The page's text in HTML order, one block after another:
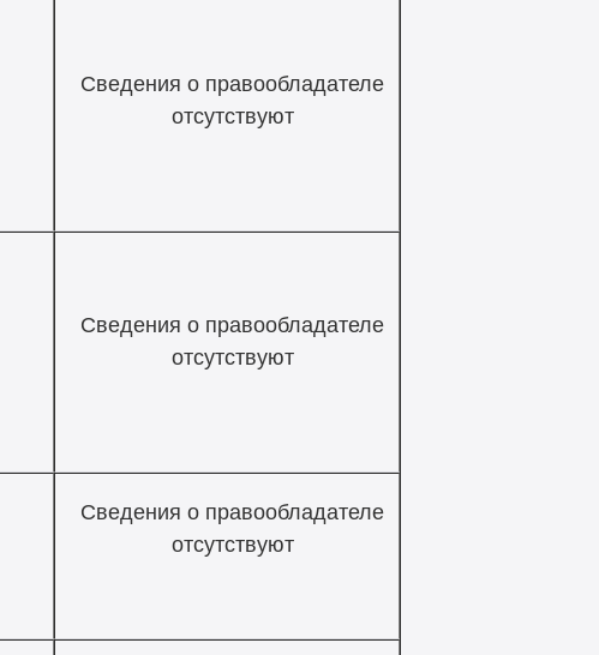
Сведения о правообладателе
отсутствуют
Сведения о правообладателе
отсутствуют
Сведения о правообладателе
отсутствуют